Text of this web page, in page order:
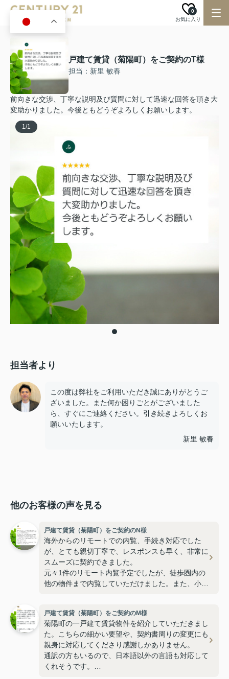
お気に入り
0
戸建て賃貸（菊陽町）をご契約のT様
担当：新里 敏春
前向きな交渉、丁寧な説明及び質問に対して迅速な回答を頂き大
変助かりました。今後ともどうぞよろしくお願いします。
1/1
担当者より
この度は弊社をご利用いただき誠にありがとうご
ざいました。また何か困りごとがございました
ら、すぐにご連絡ください。引き続きよろしくお
願いいたします。
新里 敏春
他のお客様の声を見る
戸建て賃貸（菊陽町）をご契約のN様
海外からのリモートでの内覧、手続き対応でした
が、とても親切丁寧で、レスポンスも早く、非常に
スムーズに契約できました。
元々1件のリモート内覧予定でしたが、徒歩圏内の
他の物件まで内覧していただけました。また、小学
ができました。
非常に満足しています。
まずは気軽にご相談するところからでも、丁寧にご
対応いただけると思います。
戸建て賃貸（菊陽町）をご契約のM様
菊陽町の一戸建て賃貸物件を紹介していただきまし
た。こちらの細かい要望や、契約書周りの変更にも
親身に対応してくださり感謝しかありません。
通訳の方もいるので、日本語以外の言語も対応して
くれそうです。